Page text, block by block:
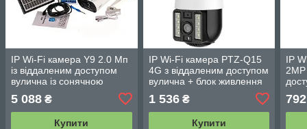
IP Wi-Fi камера Y9 2.0 Мп
із віддаленим доступом
вулична із сонячною
5 088 ₴
Купити
IP Wi-Fi камера PTZ-Q15
4G з віддаленим доступом
вулична + блок живлення
1 536₴
Купити
IP
792